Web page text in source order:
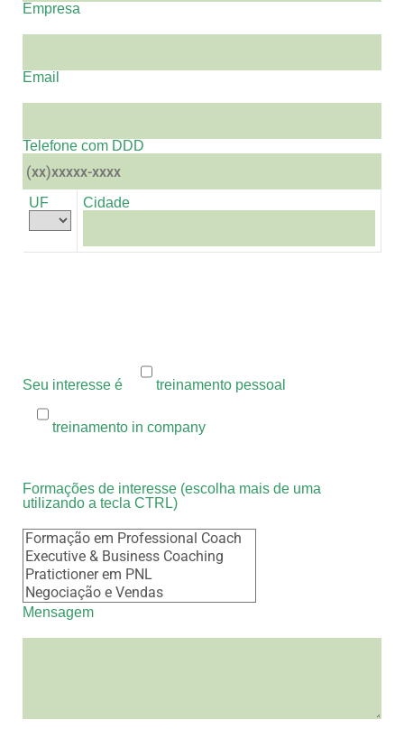
Empresa
Email
Telefone com DDD
UF Cidade
Seu interesse é treinamento pessoal
treinamento in company
Formações de interesse (escolha mais de uma
utilizando a tecla CTRL)
Mensagem